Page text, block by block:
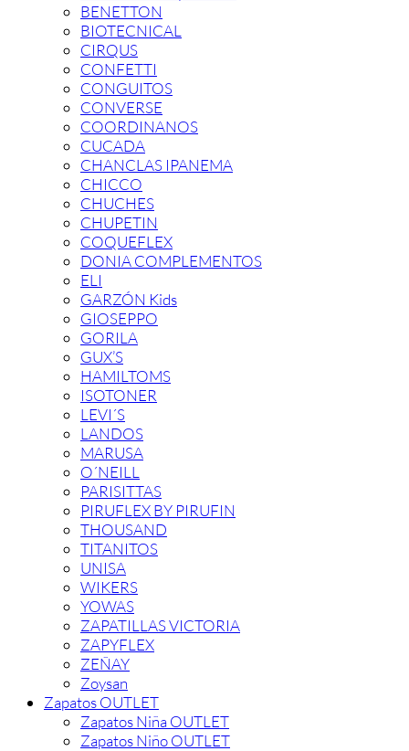
BENETTON
BIOTECNICAL
CIRQUS
CONFETTI
CONGUITOS
CONVERSE
COORDINANOS
CUCADA
CHANCLAS IPANEMA
CHICCO
CHUCHES
CHUPETIN
COQUEFLEX
DONIA COMPLEMENTOS
ELI
GARZÓN Kids
GIOSEPPO
GORILA
GUX’S
HAMILTOMS
ISOTONER
LEVI´S
LANDOS
MARUSA
O´NEILL
PARISITTAS
PIRUFLEX BY PIRUFIN
THOUSAND
TITANITOS
UNISA
WIKERS
YOWAS
ZAPATILLAS VICTORIA
ZAPYFLEX
ZEÑAY
Zoysan
Zapatos OUTLET
Zapatos Niña OUTLET
Zapatos Niño OUTLET